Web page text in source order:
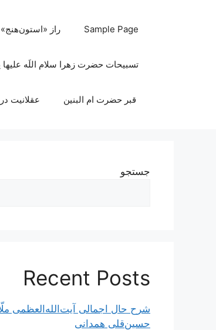
Sample Page راز «استون‌هنج»
تسبیحات حضرت زهرا سلام اللَه
قبر حضرت ام البنین عقلانیت
جستجو
Recent Posts
شرح حال اجمالی آیت‌الله‌العظمی
حسین‌قلی همدانی